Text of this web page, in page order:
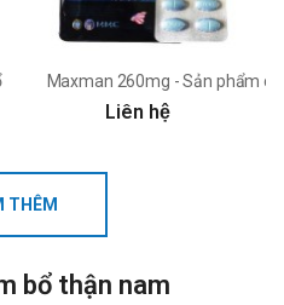
thận, tráng dương, tăng cường sức
Maxman 260mg - Sản phẩm
Liên hệ
THÊM
bổ thận nam